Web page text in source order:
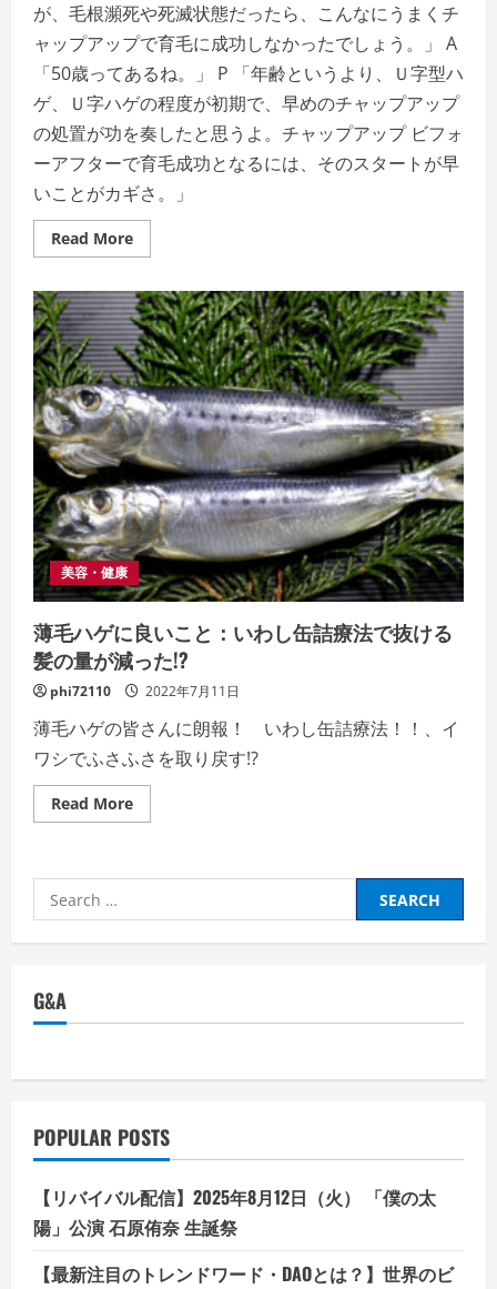
が、毛根瀕死や死滅状態だったら、こんなにうまくチ
ャップアップで育毛に成功しなかったでしょう。」 A
「50歳ってあるね。」 P 「年齢というより、Ｕ字型ハ
ゲ、Ｕ字ハゲの程度が初期で、早めのチャップアップ
の処置が功を奏したと思うよ。チャップアップ ビフォ
ーアフターで育毛成功となるには、そのスタートが早
いことがカギさ。」
Read MoreRead
more
毛
剤
チ
ャ
ッ
プ
ア
ッ
プ
ビ
フ
ォ
ー
ア
フ
タ
ー
３
ヶ
月・
ャ
ッ
プ
ア
ッ
プ
育
毛
効
果
の
拠、”チ
ャ
ア
で
験
美容・健康
薄毛ハゲに良いこと：いわし缶詰療法で抜ける
髪の量が減った!?
phi72110 2022年7月11日
薄毛ハゲの皆さんに朗報！ いわし缶詰療法！！、イ
ワシでふさふさを取り戻す!?
Read MoreRead
more
ハ
良
い
し
法
け
る
髪
量
が
減
っ
た!?
Search
for:
G&A
POPULAR POSTS
【リバイバル配信】2025年8月12日（火） 「僕の太
陽」公演 石原侑奈 生誕祭
【最新注目のトレンドワード・DAOとは？】世界のビ